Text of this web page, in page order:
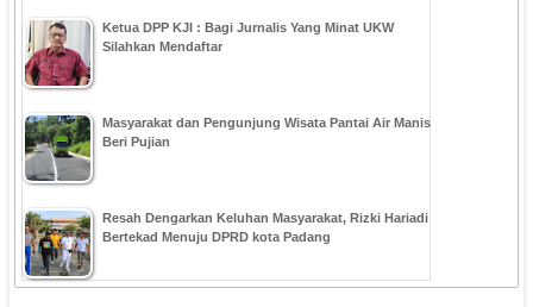
Ketua DPP KJI : Bagi Jurnalis Yang Minat UKW
Silahkan Mendaftar
Masyarakat dan Pengunjung Wisata Pantai Air Manis
Beri Pujian
Resah Dengarkan Keluhan Masyarakat, Rizki Hariadi
Bertekad Menuju DPRD kota Padang